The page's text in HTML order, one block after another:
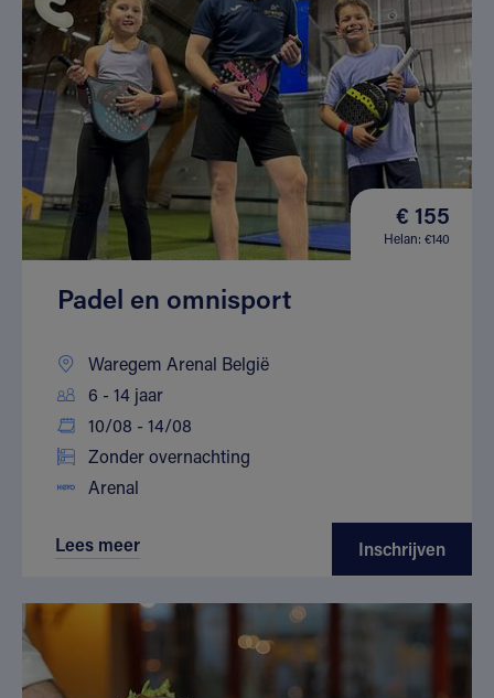
€ 155
Helan: €140
Padel en omnisport
Waregem Arenal België
6 - 14 jaar
10/08 - 14/08
Zonder overnachting
Arenal
Lees meer Inschrijven